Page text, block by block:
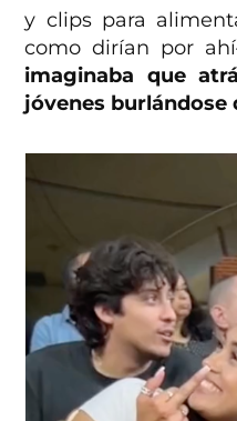
y clips para
como dirían por
imaginaba que
jóvenes burlándose